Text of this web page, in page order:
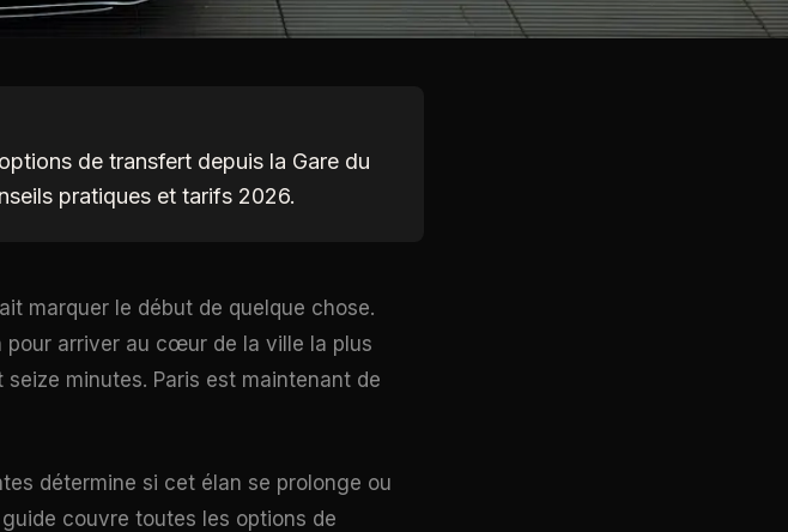
de transfert depuis la Gare du
pratiques et tarifs 2026.
marquer le début de quelque chose.
arriver au cœur de la ville la plus
minutes. Paris est maintenant de
détermine si cet élan se prolonge ou
couvre toutes les options de